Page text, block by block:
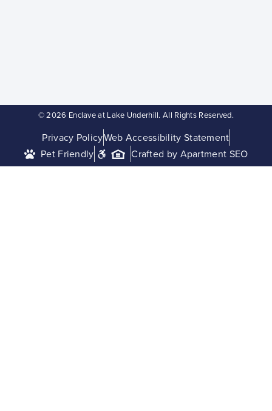
© 2026 Enclave at Lake Underhill. All Rights Reserved.
Privacy PolicyWeb Accessibility Statement
Pet Friendly
Crafted by Apartment SEO